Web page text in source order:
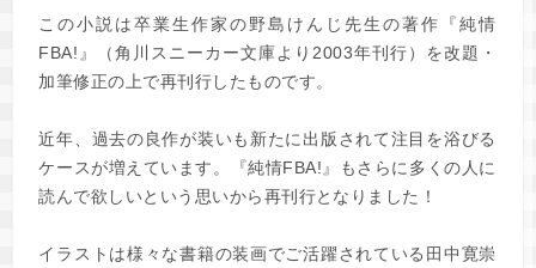
この小説は卒業生作家の野島けんじ先生の著作『純情
FBA!』（角川スニーカー文庫より2003年刊行）を改題・
加筆修正の上で再刊行したものです。
近年、過去の良作が装いも新たに出版されて注目を浴びる
ケースが増えています。『純情FBA!』もさらに多くの人に
読んで欲しいという思いから再刊行となりました！
イラストは様々な書籍の装画でご活躍されている田中寛崇